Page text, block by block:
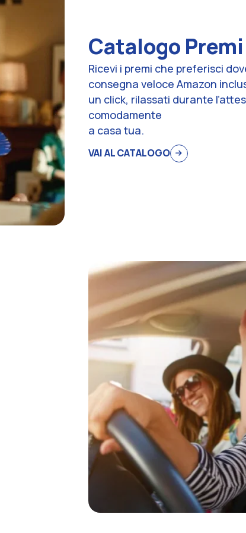
Catalogo Premi
Ricevi i premi che preferisci
consegna veloce Amazon
un click, rilassati durante
comodamente
a casa tua.
VAI AL CATALOGO